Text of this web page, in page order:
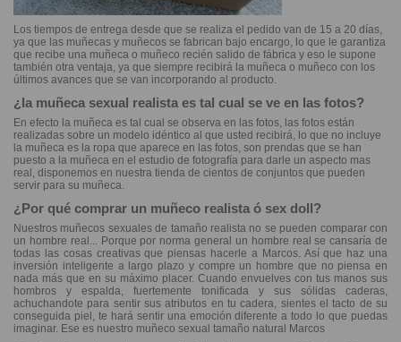
Los tiempos de entrega desde que se realiza el pedido van de 15 a 20 días,
ya que las muñecas y muñecos se fabrican bajo encargo, lo que le garantiza
que recibe una muñeca o muñeco recién salido de fábrica y eso le supone
también otra ventaja, ya que siempre recibirá la muñeca o muñeco con los
últimos avances que se van incorporando al producto.
¿la muñeca sexual realista es tal cual se ve en las fotos?
En efecto la muñeca es tal cual se observa en las fotos, las fotos están
realizadas sobre un modelo idéntico al que usted recibirá, lo que no incluye
la muñeca es la ropa que aparece en las fotos, son prendas que se han
puesto a la muñeca en el estudio de fotografía para darle un aspecto mas
real, disponemos en nuestra tienda de cientos de conjuntos que pueden
servir para su muñeca.
¿Por qué comprar un muñeco realista ó sex doll?
Nuestros muñecos sexuales de tamaño realista no se pueden comparar con
un hombre real... Porque por norma general un hombre real se cansaría de
todas las cosas creativas que piensas hacerle a Marcos. Así que haz una
inversión inteligente a largo plazo y compre un hombre que no piensa en
nada más que en su máximo placer. Cuando envuelves con tus manos sus
hombros y espalda, fuertemente tonificada y sus sólidas caderas,
achuchandote para sentir sus atributos en tu cadera, sientes el tacto de su
conseguida piel, te hará sentir una emoción diferente a todo lo que puedas
imaginar. Ese es nuestro muñeco sexual tamaño natural Marcos